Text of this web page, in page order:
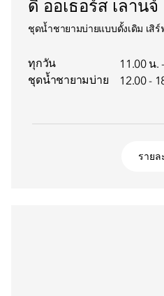
ดิ ออเธอร์ส เลานจ์
ชุดน้ำชายามบ่ายแบบดั้งเดิม เสิ
ทุกวัน 11.00 น.
ชุดน้ำชายามบ่าย 12.00 -
รายล